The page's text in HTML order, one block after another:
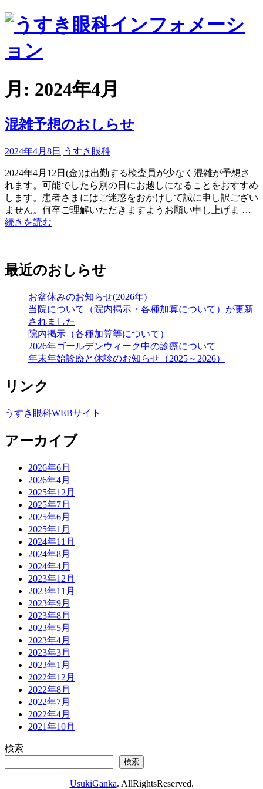
コ
ン
へ
ス
ッ
プ
月: 2024年4月
混雑予想のおしらせ
投
日
2024年4月8日
投
者
うすき眼科
2024年4月12日(金)は出勤する検査員が少なく混雑が予想さ
れます。可能でしたら別の日にお越しになることをおすすめ
します。患者さまにはご迷惑をおかけして誠に申し訳ござい
ません。何卒ご理解いただきますようお願い申し上げま …
せ
続きを読む
最近のおしらせ
お盆休みのお知らせ(2026年)
当院について（院内掲示・各種加算について）が更新
されました
院内掲示（各種加算等について）
2026年ゴールデンウィーク中の診療について
年末年始診療と休診のお知らせ（2025～2026）
リンク
うすき眼科WEBサイト
アーカイブ
2026年6月
2026年4月
2025年12月
2025年7月
2025年6月
2025年1月
2024年11月
2024年8月
2024年4月
2023年12月
2023年11月
2023年9月
2023年8月
2023年5月
2023年4月
2023年3月
2023年1月
2022年12月
2022年8月
2022年7月
2022年4月
2021年10月
検索
検索
UsukiGanka. AllRightsReserved.